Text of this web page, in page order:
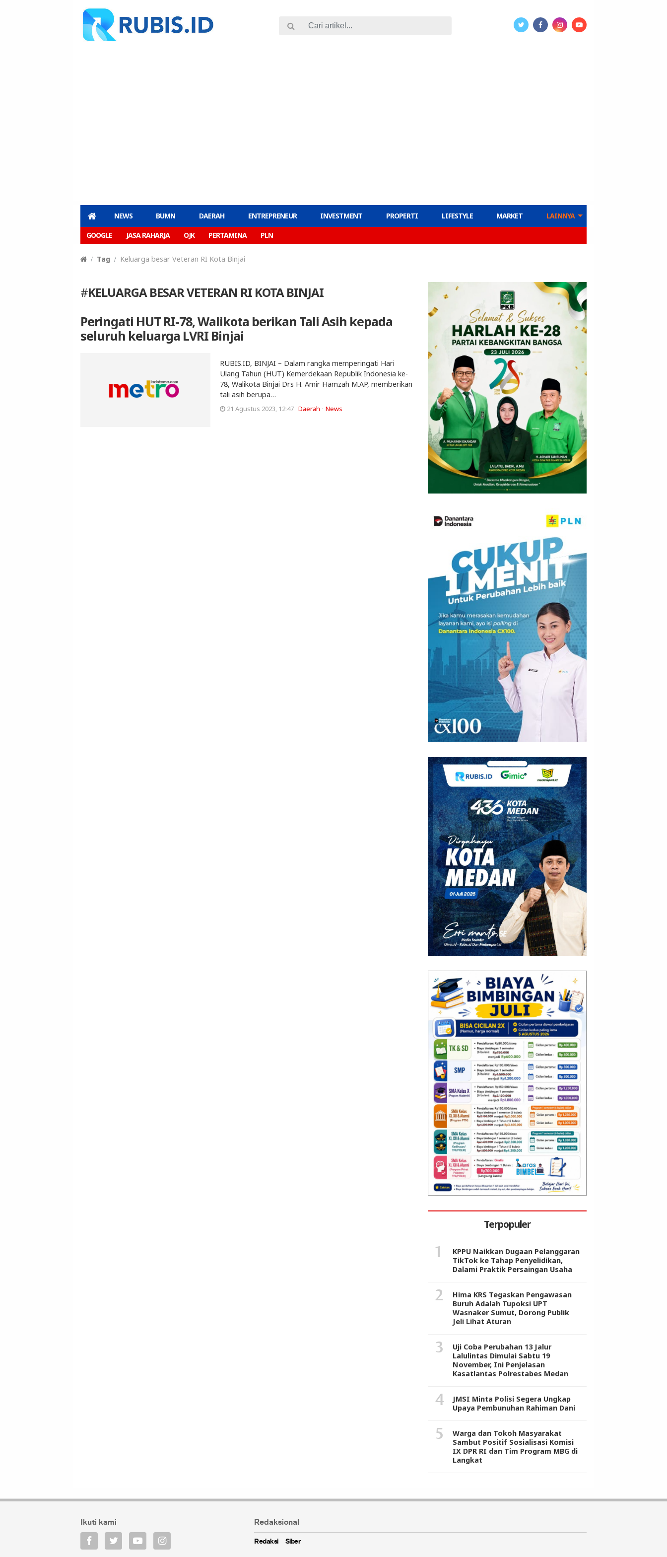
NEWS BUMN DAERAH ENTREPRENEUR INVESTMENT PROPERTI LIFESTYLE MARKET LAINNYA
GOOGLE JASA RAHARJA OJK PERTAMINA PLN
Tag Keluarga besar Veteran RI Kota Binjai
#KELUARGA BESAR VETERAN RI KOTA BINJAI
Peringati HUT RI-78, Walikota berikan Tali Asih kepada
seluruh keluarga LVRI Binjai
RUBIS.ID, BINJAI – Dalam rangka memperingati Hari
Ulang Tahun (HUT) Kemerdekaan Republik Indonesia ke-
78, Walikota Binjai Drs H. Amir Hamzah M.AP, memberikan
tali asih berupa…
21 Agustus 2023, 12:47 Daerah News
Terpopuler
KPPU Naikkan Dugaan Pelanggaran
TikTok ke Tahap Penyelidikan,
Dalami Praktik Persaingan Usaha
Hima KRS Tegaskan Pengawasan
Buruh Adalah Tupoksi UPT
Wasnaker Sumut, Dorong Publik
Jeli Lihat Aturan
Uji Coba Perubahan 13 Jalur
Lalulintas Dimulai Sabtu 19
November, Ini Penjelasan
Kasatlantas Polrestabes Medan
JMSI Minta Polisi Segera Ungkap
Upaya Pembunuhan Rahiman Dani
Warga dan Tokoh Masyarakat
Sambut Positif Sosialisasi Komisi
IX DPR RI dan Tim Program MBG di
Langkat
Ikuti kami Redaksional
Redaksi Siber